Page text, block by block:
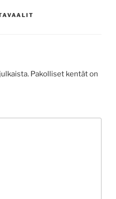
Pakolliset kentät on